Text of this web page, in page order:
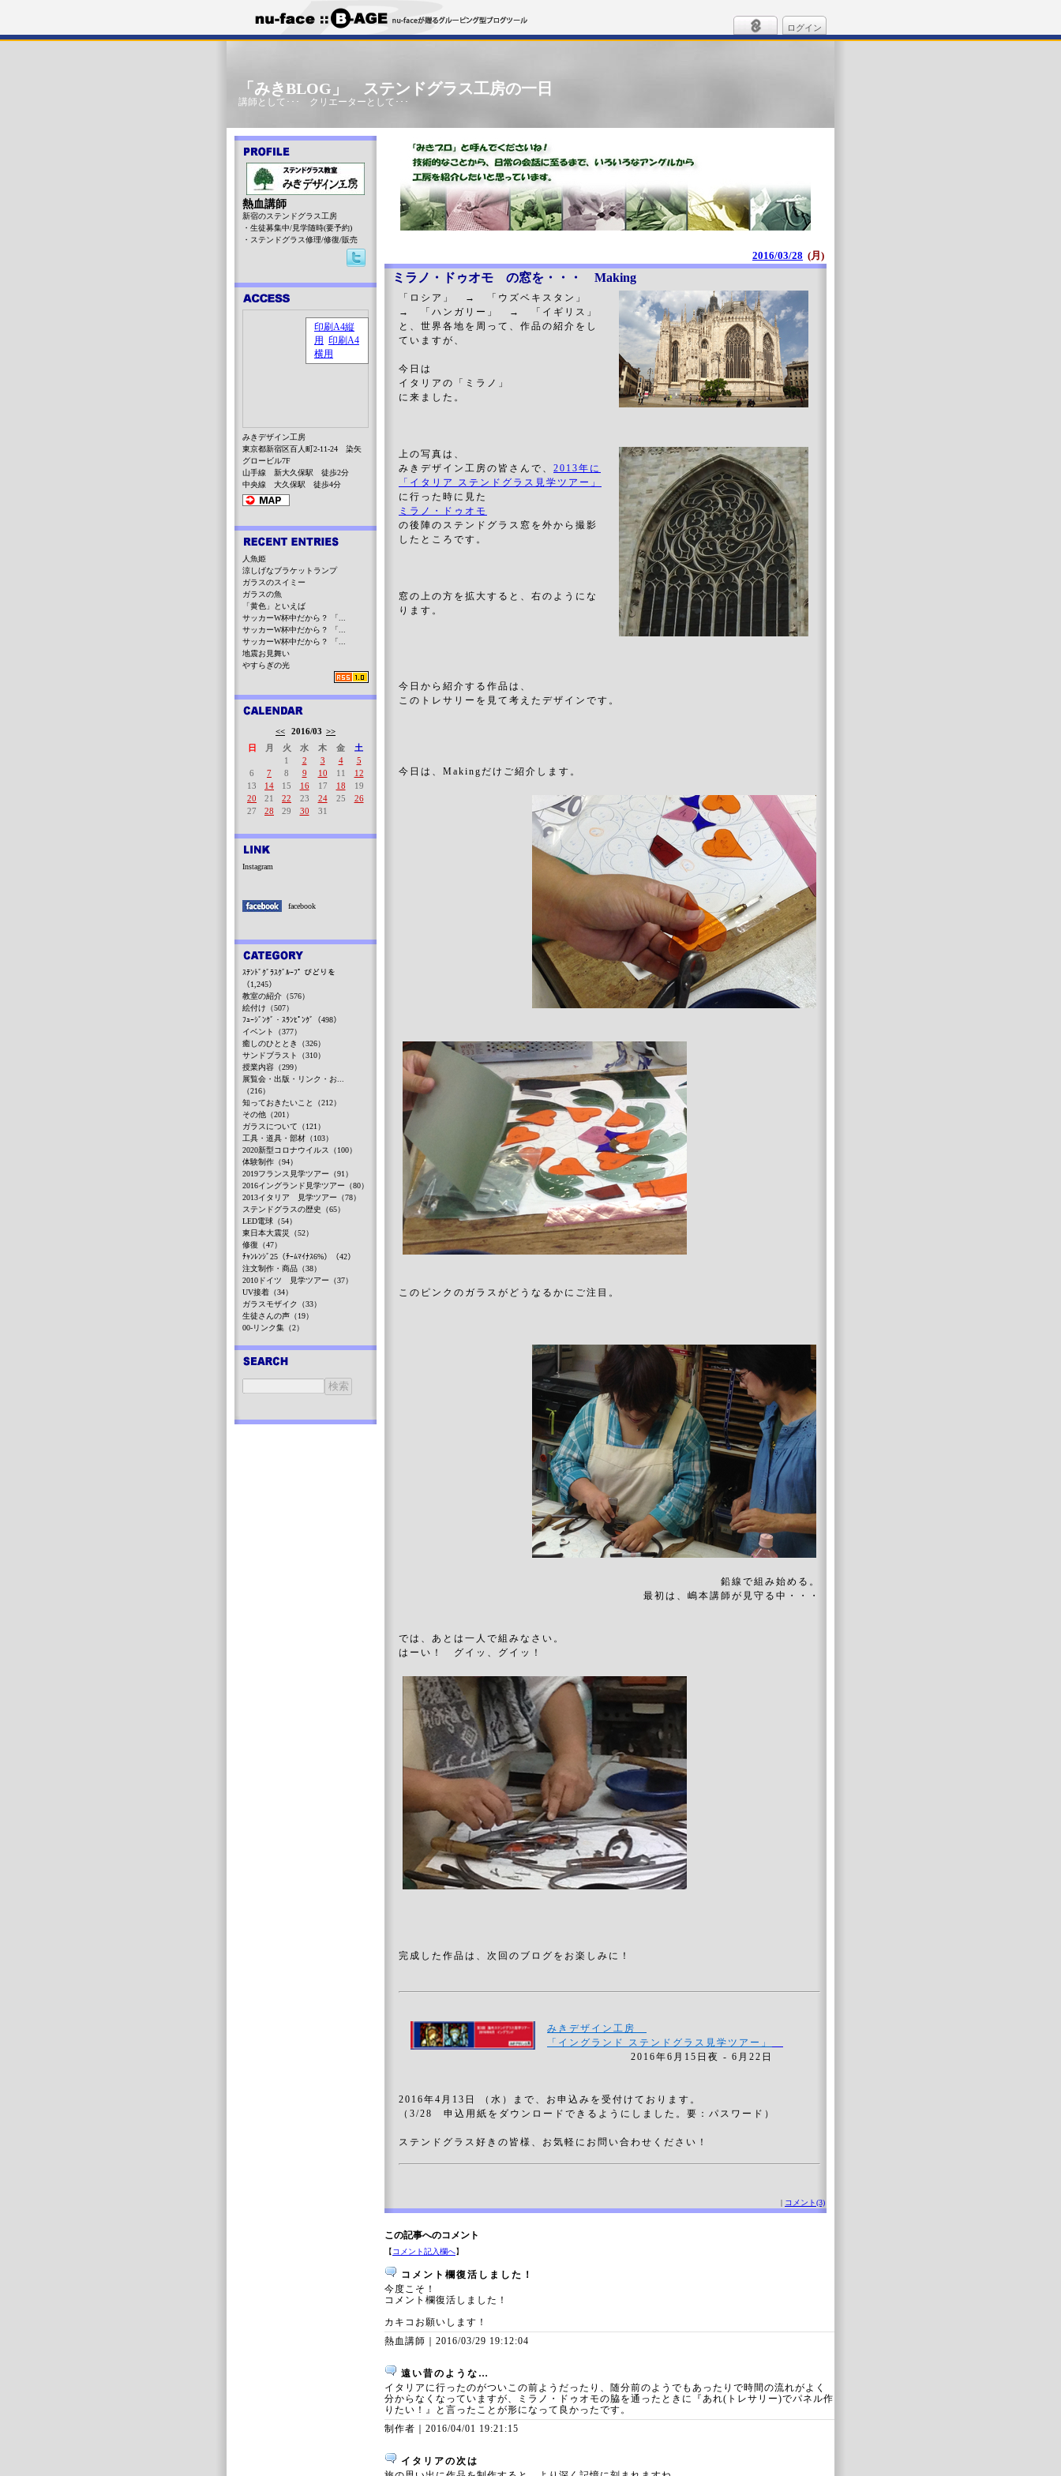
ログイン
「みきBLOG」 ステンドグラス工房の一日
講師として･･･ クリエーターとして･･･
2016/03/28 (月)
ミラノ・ドゥオモ の窓を・・・ Making
「ロシア」 → 「ウズベキスタン」
→ 「ハンガリー」 → 「イギリス」
と、世界各地を周って、作品の紹介をし
ていますが、
今日は
イタリアの「ミラノ」
に来ました。
上の写真は、
みきデザイン工房の皆さんで、 2013年に
「イタリア ステンドグラス見学ツアー」
に行った時に見た
ミラノ・ドゥオモ
の後陣のステンドグラス窓を外から撮影
したところです。
窓の上の方を拡大すると、右のようにな
ります。
今日から紹介する作品は、
このトレサリーを見て考えたデザインです。
今日は、Makingだけご紹介します。
このピンクのガラスがどうなるかにご注目。
鉛線で組み始める。
最初は、嶋本講師が見守る中・・・
では、あとは一人で組みなさい。
はーい！ グイッ、グイッ！
完成した作品は、次回のブログをお楽しみに！
みきデザイン工房
「イングランド ステンドグラス見学ツアー」
2016年6月15日夜 - 6月22日
2016年4月13日 （水）まで、お申込みを受付けております。
（3/28 申込用紙をダウンロードできるようにしました。要：パスワード）
ステンドグラス好きの皆様、お気軽にお問い合わせください！
| コメント(3)
この記事へのコメント
【コメント記入欄へ】
コメント欄復活しました！
今度こそ！
コメント欄復活しました！
カキコお願いします！
熱血講師｜ 2016/03/29 19:12:04
遠い昔のような…
イタリアに行ったのがついこの前ようだったり、随分前のようでもあったりで時間の流れがよく
分からなくなっていますが、ミラノ・ドゥオモの脇を通ったときに『あれ(トレサリー)でパネル作
りたい！』と言ったことが形になって良かったです。
制作者｜ 2016/04/01 19:21:15
イタリアの次は
熱血講師
新宿のステンドグラス工房
・生徒募集中/見学随時(要予約)
・ステンドグラス修理/修復/販売
みきデザイン工房
東京都新宿区百人町2-11-24 染矢
グロービル7F
山手線 新大久保駅 徒歩2分
中央線 大久保駅 徒歩4分
人魚姫
涼しげなブラケットランプ
ガラスのスイミー
ガラスの魚
「黄色」といえば
サッカーW杯中だから？ 「...
サッカーW杯中だから？ 「...
サッカーW杯中だから？ 「...
地震お見舞い
やすらぎの光
<< 2016/03 >>
日
月 火 水 木 金
土
1
2 3 4
5
6
7 8 9 10 11
12
13
14 15 16 17 18
19
20
21 22 23 24 25
26
27
28 29 30 31
Instagram
facebook
ｽﾃﾝﾄﾞｸﾞﾗｽｸﾞﾙｰﾌﾟ びどりを
（1,245）
教室の紹介（576）
絵付け（507）
ﾌｭｰｼﾞﾝｸﾞ・ｽﾗﾝﾋﾟﾝｸﾞ（498）
イベント（377）
癒しのひととき（326）
サンドブラスト（310）
授業内容（299）
展覧会・出版・リンク・お...
（216）
知っておきたいこと（212）
その他（201）
ガラスについて（121）
工具・道具・部材（103）
2020新型コロナウイルス（100）
体験制作（94）
2019フランス見学ツアー（91）
2016イングランド見学ツアー（80）
2013イタリア 見学ツアー（78）
ステンドグラスの歴史（65）
LED電球（54）
東日本大震災（52）
修復（47）
ﾁｬﾝﾚﾝｼﾞ25（ﾁｰﾑﾏｲﾅｽ6%）（42）
注文制作・商品（38）
2010ドイツ 見学ツアー（37）
UV接着（34）
ガラスモザイク（33）
生徒さんの声（19）
00-リンク集（2）